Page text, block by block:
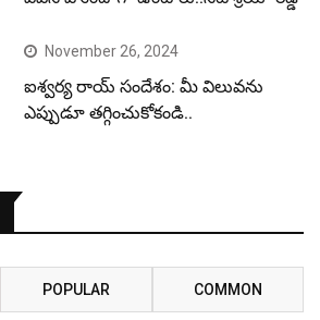
November 26, 2024
ఐశ్వర్య రాయ్ సందేశం: మీ విలువను
ఎప్పుడూ తగ్గించుకోకండి..
POPULAR COMMON